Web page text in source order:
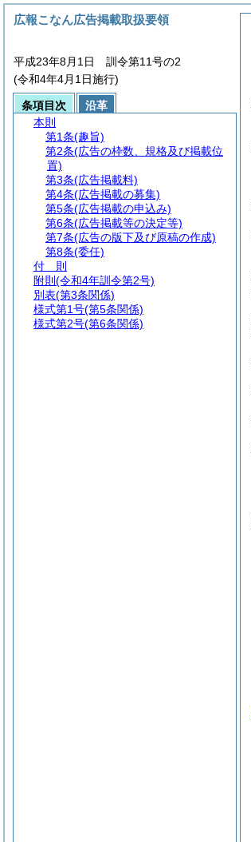
広報こなん広告掲載取扱要領
平成23年8月1日 訓令第11号の2
(令和4年4月1日施行)
条項目次
沿革
本則
第1条(趣旨)
第2条(広告の枠数、規格及び掲載位
置)
第3条(広告掲載料)
第4条(広告掲載の募集)
第5条(広告掲載の申込み)
第6条(広告掲載等の決定等)
第7条(広告の版下及び原稿の作成)
第8条(委任)
付 則
附則 (令和4年訓令第2号)
別表(第3条関係)
様式第1号(第5条関係)
様式第2号(第6条関係)